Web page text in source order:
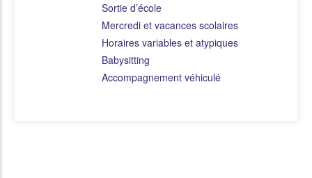
Sortie d’école
Mercredi et vacances scolaires
Horaires variables et atypiques
Babysitting
Accompagnement véhiculé